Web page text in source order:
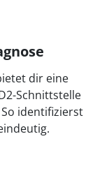
dir eine
Schnittstelle
identifizierst